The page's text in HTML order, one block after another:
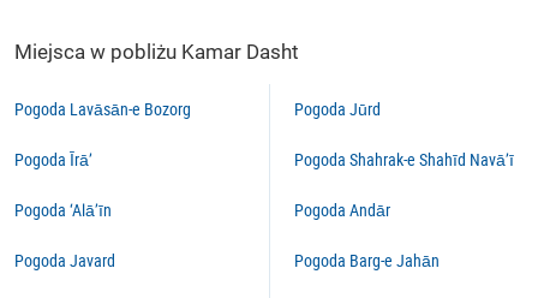
Miejsca w pobliżu Kamar Dasht
Pogoda Lavāsān-e Bozorg
Pogoda Īrā’
Pogoda ‘Alā’īn
Pogoda Javard
Pogoda Jūrd
Pogoda Shahrak-e Shahīd Navā’ī
Pogoda Andār
Pogoda Barg-e Jahān